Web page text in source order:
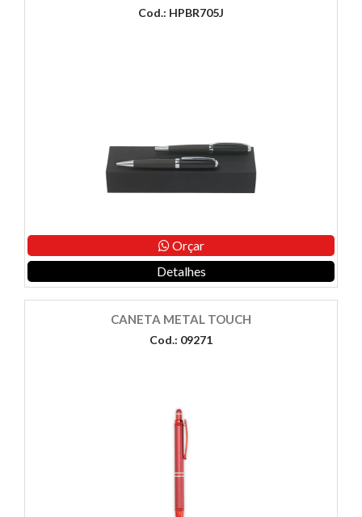
Cod.: HPBR705J
Orçar
Detalhes
CANETA METAL TOUCH
Cod.: 09271